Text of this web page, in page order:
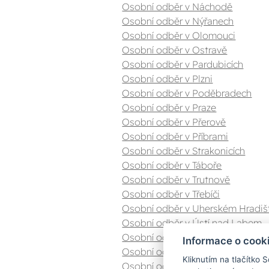
Osobní odběr v Náchodě
Osobní odběr v Nýřanech
Osobní odběr v Olomouci
Osobní odběr v Ostravě
Osobní odběr v Pardubicích
Osobní odběr v Plzni
Osobní odběr v Poděbradech
Osobní odběr v Praze
Osobní odběr v Přerově
Osobní odběr v Příbrami
Osobní odběr v Strakonicích
Osobní odběr v Táboře
Osobní odběr v Trutnově
Osobní odběr v Třebíči
Osobní odběr v Uherském
Osobní odběr v Ústí nad Labem
Osobní odběr v Valašském
Osobní odběr v Zlíně
Osobní odběr v Znojmě
Informace o
Kliknutím na tlačítko